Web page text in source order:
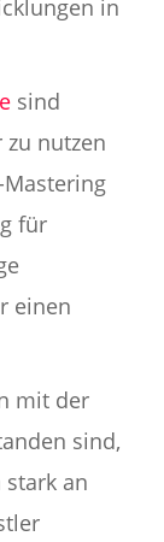
in
sind
nutzen
für
einen
mit der
sind,
stark an